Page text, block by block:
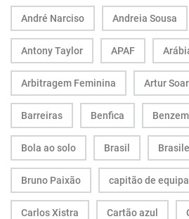
André Narciso Andreia Sousa
Antony Taylor APAF
Arbitragem Feminina Artur
Barreiras Benfica
Bola ao solo Brasil
Bruno Paixão capitão de equipa
Carlos Xistra Cartão azul